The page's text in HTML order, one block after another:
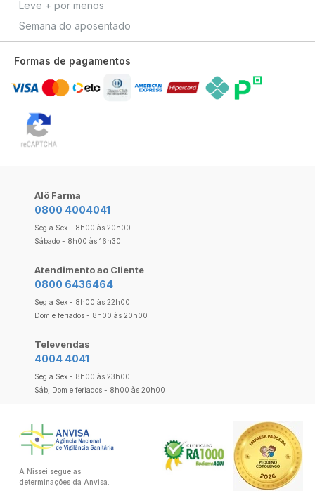
Leve + por menos
Semana do aposentado
Formas de pagamentos
Alô Farma
0800 4004041
Seg a Sex - 8h00 às 20h00
Sábado - 8h00 às 16h30
Atendimento ao Cliente
0800 6436464
Seg a Sex - 8h00 às 22h00
Dom e feriados - 8h00 às 20h00
Televendas
4004 4041
Seg a Sex - 8h00 às 23h00
Sáb, Dom e feriados - 8h00 às 20h00
A Nissei segue as
determinações da Anvisa.